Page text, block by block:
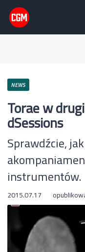
NEWS
Torae w
dSessions
Sprawdźcie,
instrumentów.
2015.07.17